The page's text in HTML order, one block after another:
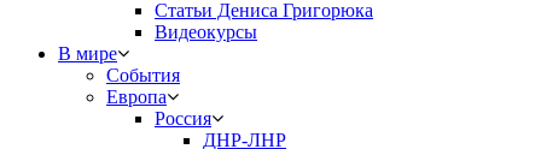
Статьи Дениса Григорюка
Видеокурсы
В мире
События
Европа
Россия
ДНР-ЛНР